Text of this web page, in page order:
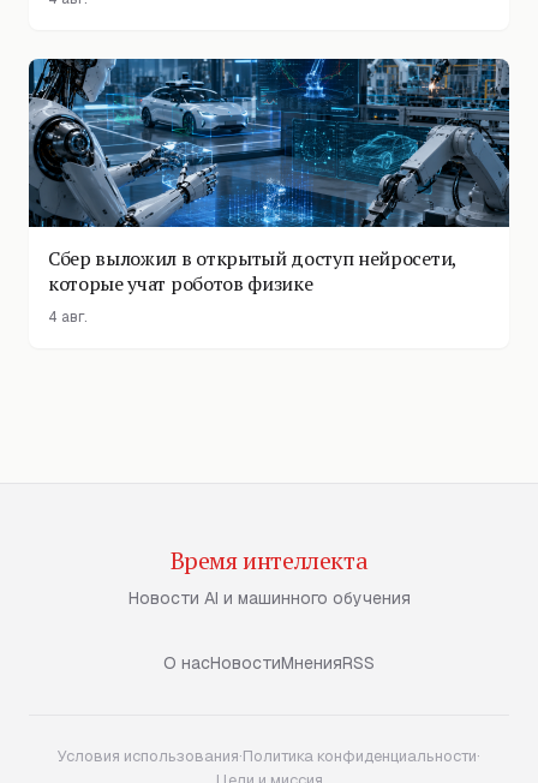
Сбер выложил в открытый доступ нейросети,
которые учат роботов физике
4 авг.
Время интеллекта
Новости AI и машинного обучения
О насНовостиМненияRSS
Условия использования·Политика конфиденциальности·